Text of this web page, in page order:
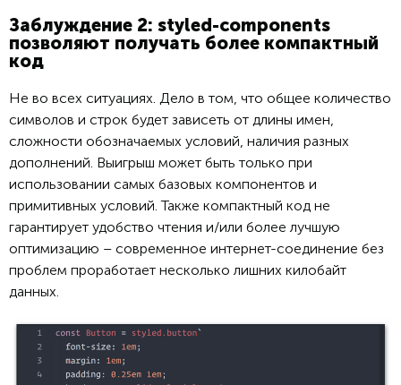
Заблуждение 2: styled-components
позволяют получать более компактный
код
Не во всех ситуациях. Дело в том, что общее количество
символов и строк будет зависеть от длины имен,
сложности обозначаемых условий, наличия разных
дополнений. Выигрыш может быть только при
использовании самых базовых компонентов и
примитивных условий. Также компактный код не
гарантирует удобство чтения и/или более лучшую
оптимизацию – современное интернет-соединение без
проблем проработает несколько лишних килобайт
данных.